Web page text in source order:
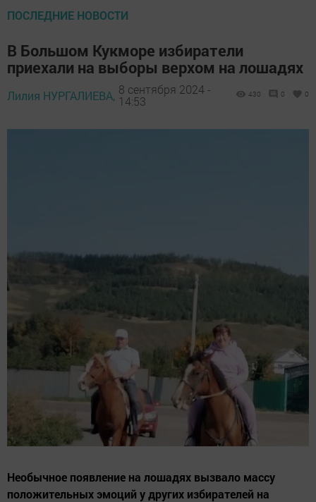
ПОСЛЕДНИЕ НОВОСТИ
В Большом Кукморе избиратели
приехали на выборы верхом на лошадях
Лилия НУРГАЛИЕВА, 8 сентября 2024 -
14:53
430 0 0
Необычное появление на лошадях вызвало массу
положительных эмоций у других избирателей на